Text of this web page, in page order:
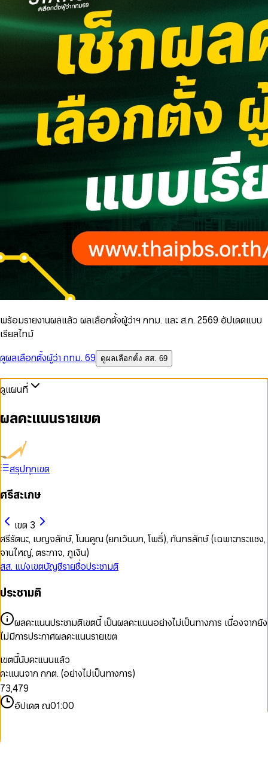
พร้อมรายงานผลแล้ว ผลเลือกตั้งผู้ว่าฯ กทม. และ ส.ก. 2569 อัปเดตแบบ
เรียลไทม์
ดูผลเลือกตั้งผู้ว่า กทม. 69
ดูผลเลือกตั้ง สส. 69
ดูแผนที่
ผลคะแนนรายเขต
สรุปทุกเขต
ศรีสะเกษ
เขต 3
ศรีรัตนะ, เบญจลักษ์, โนนคูณ (ยกเว้นบก, โพธิ์), กันทรลักษ์ (เฉพาะกระแชง,
จานใหญ่, ตระกาจ, ภูเงิน)
สส. แบ่งเขตบัญชีรายชื่อประชามติ
ประชามติ
ผลคะแนนประชามติเขตนี้ เป็นผลคะแนนอย่างไม่เป็นทางการ เนื่องจากยัง
ไม่มีการประกาศผลคะแนนรายเขต
เขตนี้นับคะแนนแล้ว
คะแนนจาก กกต. (อย่างไม่เป็นทางการ)
0
1
2
3
4
5
6
7
8
9
0
1
2
3
4
5
,
0
1
2
3
4
5
6
1
2
3
4
5
6
7
8
9
0
1
3
4
5
6
7
8
9
อัปเดต ณ01:00